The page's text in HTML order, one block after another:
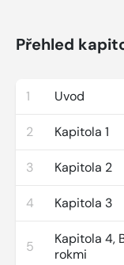
Přehled
1 Uvod
2 Kapitola 1
3 Kapitola 2
4 Kapitola 3
5
Kapitola 4,
rokmi